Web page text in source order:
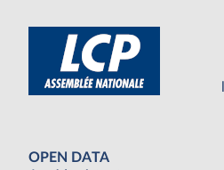
OPEN DATA